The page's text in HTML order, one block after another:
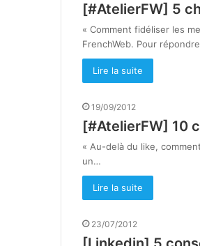
[#AtelierFW] 5
« Comment fidéliser les
FrenchWeb. Pour
Lire la suite
19/09/2012
[#AtelierFW] 10
« Au-delà du like,
un…
Lire la suite
23/07/2012